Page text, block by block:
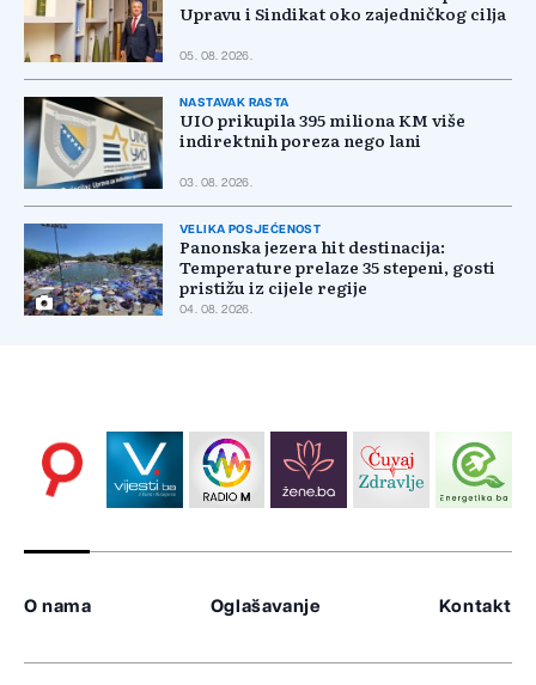
Upravu i Sindikat oko zajedničkog cilja
05. 08. 2026.
NASTAVAK RASTA
UIO prikupila 395 miliona KM više
indirektnih poreza nego lani
03. 08. 2026.
VELIKA POSJEĆENOST
Panonska jezera hit destinacija:
Temperature prelaze 35 stepeni, gosti
pristižu iz cijele regije
04. 08. 2026.
O nama Oglašavanje Kontakt